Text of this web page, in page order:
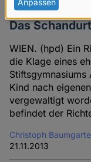
Das
WIEN. (hpd) Ein
die Klage eines
Kind nach
vergewaltigt
befindet der
Christoph
21.11.2013
Daten
Cookies